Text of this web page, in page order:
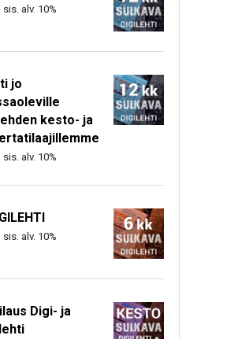
sis. alv. 10%
jo
kesto- ja
sis. alv. 10%
sis. alv. 10%
Digi- ja